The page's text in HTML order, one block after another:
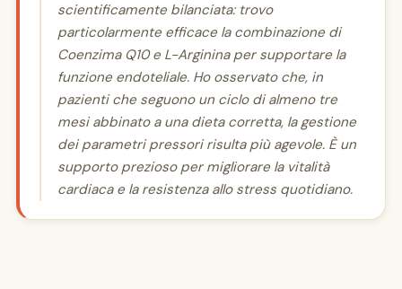
scientificamente bilanciata: trovo
particolarmente efficace la combinazione di
Coenzima Q10 e L-Arginina per supportare la
funzione endoteliale. Ho osservato che, in
pazienti che seguono un ciclo di almeno tre
mesi abbinato a una dieta corretta, la gestione
dei parametri pressori risulta più agevole. È un
supporto prezioso per migliorare la vitalità
cardiaca e la resistenza allo stress quotidiano.